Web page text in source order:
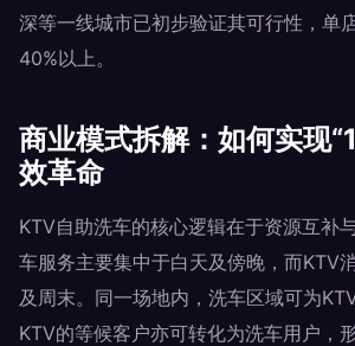
深等一线城市已初步验证其可行性，单
40%以上。
商业模式拆解：如何实现
效革命
KTV自助洗车的核心逻辑在于资源互补
车服务主要集中于白天及傍晚，而KTV
及周末。同一场地内，洗车区域可为
KTV的等候客户亦可转化为洗车用户，